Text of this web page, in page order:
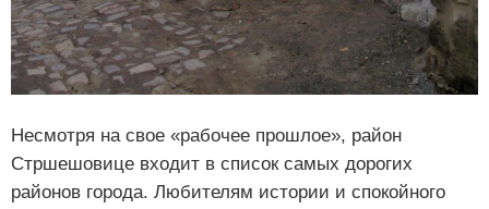
Несмотря на свое «рабочее прошлое», район
Стршешовице входит в список самых дорогих
районов города. Любителям истории и спокойного